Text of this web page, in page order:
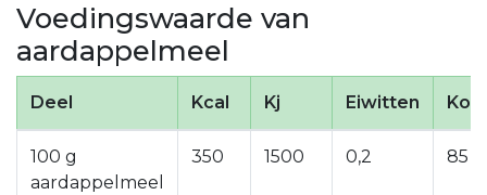
Voedingswaarde van
aardappelmeel
Deel Kcal Kj Eiwitten
100 g
aardappelmeel
350 1500 0,2 85